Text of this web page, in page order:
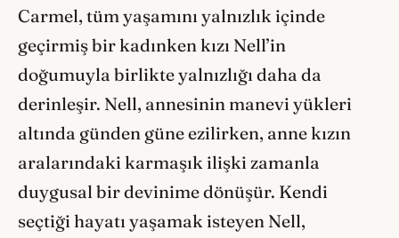
Carmel, tüm yaşamını yalnızlık içinde
geçirmiş bir kadınken kızı Nell’in
doğumuyla birlikte yalnızlığı daha da
derinleşir. Nell, annesinin manevi yükleri
altında günden güne ezilirken, anne kızın
aralarındaki karmaşık ilişki zamanla
duygusal bir devinime dönüşür. Kendi
seçtiği hayatı yaşamak isteyen Nell,